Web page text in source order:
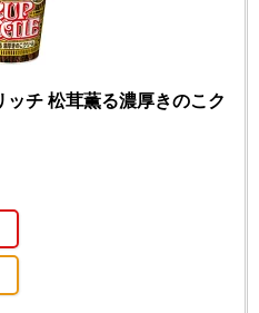
ッチ 松茸薫る濃厚きのこク